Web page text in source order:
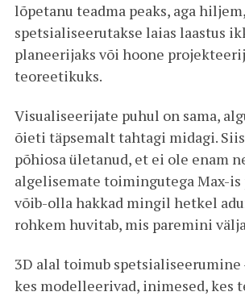
lõpetanu teadma peaks, aga
spetsialiseerutakse laias laastus
planeerijaks või hoone
teoreetikuks.
Visualiseerijate puhul on sama,
õieti täpsemalt tahtagi midagi.
põhiosa ületanud, et ei ole enam
algelisemate toimingutega Max-is
võib-olla hakkad mingil hetkel
rohkem huvitab, mis paremini
3D alal toimub spetsialiseerumine
kes modelleerivad, inimesed, kes